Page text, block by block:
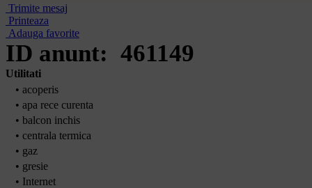
Trimite mesaj
Printeaza
Adauga favorite
ID anunt: 461149
Utilitati
• acoperis
• apa rece curenta
• balcon inchis
• centrala termica
• gaz
• gresie
• Internet